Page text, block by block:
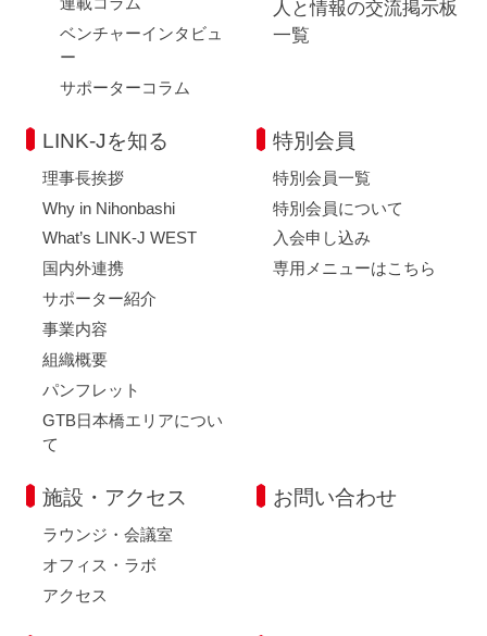
ベンチャーインタビュ
ー
サポーターコラム
人と情報の交流掲示板
一覧
LINK-Jを知る
理事長挨拶
Why in Nihonbashi
What’s LINK-J WEST
国内外連携
サポーター紹介
事業内容
組織概要
パンフレット
GTB日本橋エリアについ
て
特別会員
特別会員一覧
特別会員について
入会申し込み
専用メニューはこちら
施設・アクセス
ラウンジ・会議室
オフィス・ラボ
アクセス
お問い合わせ